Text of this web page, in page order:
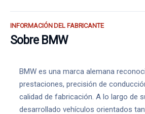
INFORMACIÓN DEL FABRICANTE
Sobre BMW
BMW es una marca alemana
prestaciones, precisión de
calidad de fabricación. A lo largo de
desarrollado vehículos orientados